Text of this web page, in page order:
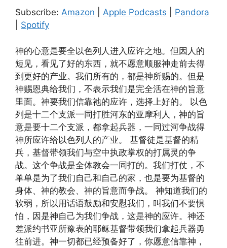
RSS FEED
LINK
EMBED
Subscribe: Amazon Apple Podcasts
Pandora
Spotify
神的心意是要全以色列人进入应许之地。但因人的
短见，看见了好的东西，就不愿意顺服神走前去得
到更好的产业。我们所有的，都是神所赐的。但是
神赐恩典给我们，不表示我们是完全活在神的旨意
里面。神要我们信靠祂的应许，选择上好的。 以色
列是十二个支派一同打胜河东的亚摩利人，神的旨
意是要十二个支派，都拿起兵器，一同过河争战得
神所应许给以色列人的产业。 基督徒是基督的精
兵，基督带领我们与空中执政掌权的打属灵的争
战。这个争战是全体教会一同打的。我们打仗，不
单单是为了我们自己和自己的家，也是要为基督的
身体、神的教会、神的旨意而争战。 神知道我们的
软弱，所以用话语鼓励和安慰我们，叫我们不要惧
怕，因是神自己为我们争战，这是神的应许。神还
差派约书亚所豫表的耶稣基督带领我们拿起兵器勇
往前进。神一切都已经预备好了，你愿意信靠神，